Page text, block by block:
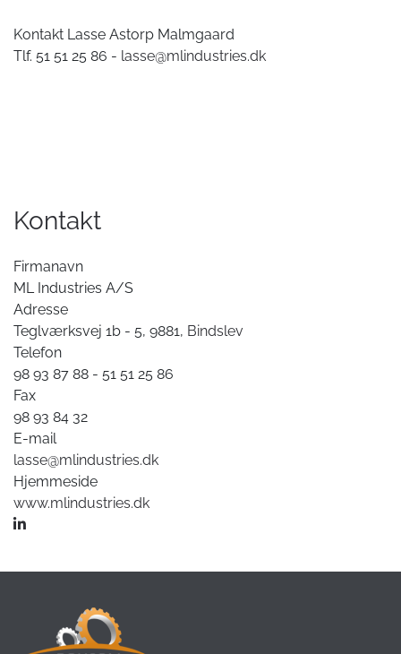
Kontakt Lasse Astorp Malmgaard
Tlf. 51 51 25 86 - lasse@mlindustries.dk
Kontakt
Firmanavn
ML Industries A/S
Adresse
Teglværksvej 1b - 5, 9881, Bindslev
Telefon
98 93 87 88 - 51 51 25 86
Fax
98 93 84 32
E-mail
lasse@mlindustries.dk
Hjemmeside
www.mlindustries.dk